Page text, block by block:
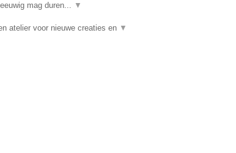
mag duren... ▼
atelier voor nieuwe creaties en ▼